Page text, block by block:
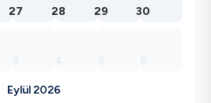
27 28 29 30
Eylül 2026